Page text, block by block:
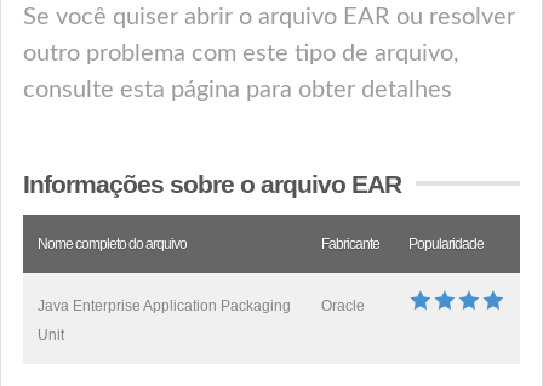
Se você quiser abrir o arquivo EAR ou resolver
outro problema com este tipo de arquivo,
consulte esta página para obter detalhes
Informações sobre o arquivo EAR
Nome completo do arquivo Fabricante Popularidade
Java Enterprise Application Packaging
Unit
Oracle